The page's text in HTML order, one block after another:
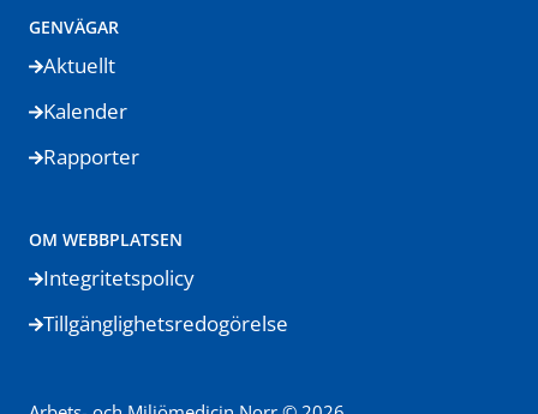
GENVÄGAR
Aktuellt
Kalender
Rapporter
OM WEBBPLATSEN
Integritetspolicy
Tillgänglighetsredogörelse